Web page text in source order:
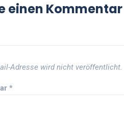
einen Kommentar
Adresse wird nicht veröffentlicht.
*